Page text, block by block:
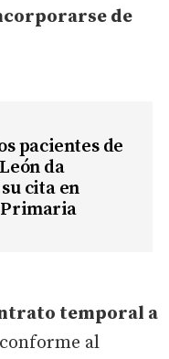
de
pacientes de
da
cita en
temporal a
al